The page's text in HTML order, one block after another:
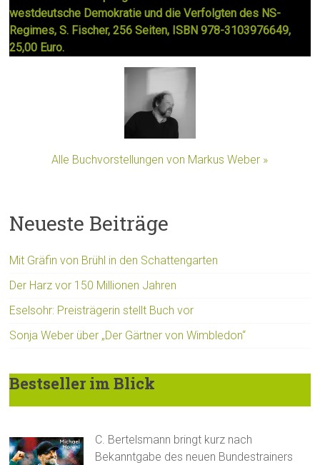
westdeutsche Demokratie und die Verfolgten des NS-
Regimes, S. Fischer, 256 Seiten, ISBN 978-3103976649,
25,00 Euro.
Alle Buchvorstellungen von Markus Weber »
Neueste Beiträge
Mit Gräfin von Brühl in den Schattengarten
Der Harz vor 150 Millionen Jahren
Eselsohr: Preisträgerin stellt Buch vor
Sonja Weber über „Der Gärtner von Wimbledon“
Bestseller im Blick
C. Bertelsmann bringt kurz nach
Bekanntgabe des neuen Bundestrainers